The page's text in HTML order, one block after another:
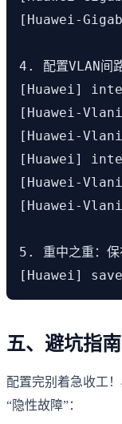
[Huawei-
4. 配置VLAN间
[Huawei]
[Huawei-
[Huawei-
[Huawei]
[Huawei-
[Huawei-
5. 重中之重：保
[Huawei] save
五、避坑指
配置完别着急收工
“隐性故障”：